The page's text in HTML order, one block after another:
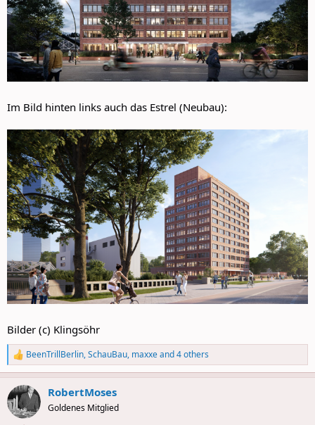
Im Bild hinten links auch das Estrel (Neubau):
Bilder (c) Klingsöhr
R
e
a
c
t
i
BeenTrillBerlin,SchauBau, maxxeand 4 others
RobertMoses
Goldenes Mitglied